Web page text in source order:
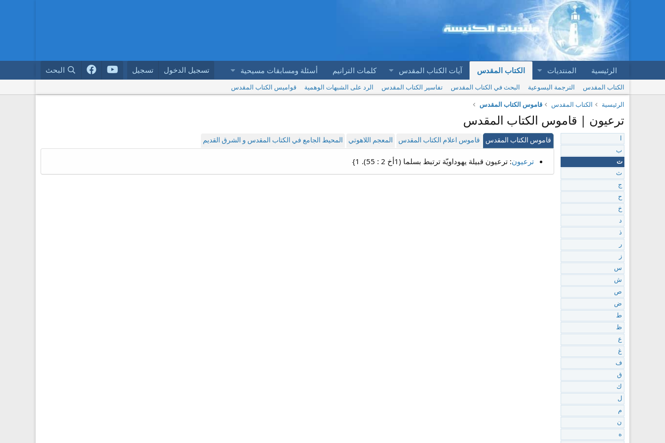
الرئيسية المنتديات الكتاب المقدس آيات الكتاب المقدس كلمات الترانيم أسئلة ومسابقات مسيحية تسجيل الدخول تسجيل البحث
الكتاب المقدس الترجمة اليسوعية البحث في الكتاب المقدس تفاسير الكتاب المقدس الرد على الشبهات الوهمية
قواميس الكتاب المقدس
الرئيسية
الكتاب المقدس قاموس الكتاب المقدس
ترعيون | قاموس الكتاب المقدس
قاموس الكتاب المقدس قاموس اعلام الكتاب المقدس المعجم اللاهوتي المحيط الجامع في الكتاب المقدس و الشرق القديم
ترعيون: ترعيون قبيلة يهوداويّة ترتبط بسلما (1أخ 2 : 55). 1}
ب
ت
ث
ج
ح
خ
د
ذ
ر
ز
س
ش
ص
ض
ط
ظ
ع
غ
ف
ق
ك
ل
م
ن
ه